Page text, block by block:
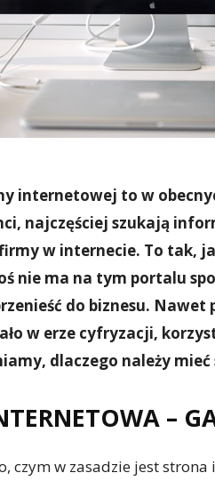
internetowej to w
najczęściej szukają
w internecie. To tak,
nie ma na tym portalu
do biznesu.
w erze cyfryzacji,
dlaczego należy
–
czym w zasadzie jest